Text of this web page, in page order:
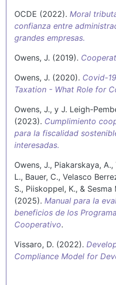
OCDE (2022). Moral
confianza entre
grandes empresas.
Owens, J. (2019).
Owens, J. (2020). Covid-
Taxation - What Role for
Owens, J., y J. Leigh-
(2023). Cumplimiento
para la fiscalidad
interesadas.
Owens, J., Piakarskaya,
L., Bauer, C., Velasco
S., Piiskoppel, K., & Sesma
(2025). Manual para la
beneficios de los
Cooperativo.
Vissaro, D. (2022).
Compliance Model for